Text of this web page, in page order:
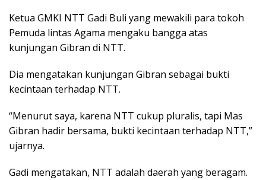
Ketua GMKI NTT Gadi Buli yang mewakili para tokoh
Pemuda lintas Agama mengaku bangga atas
kunjungan Gibran di NTT.
Dia mengatakan kunjungan Gibran sebagai bukti
kecintaan terhadap NTT.
“Menurut saya, karena NTT cukup pluralis, tapi Mas
Gibran hadir bersama, bukti kecintaan terhadap NTT,”
ujarnya.
Gadi mengatakan, NTT adalah daerah yang beragam.